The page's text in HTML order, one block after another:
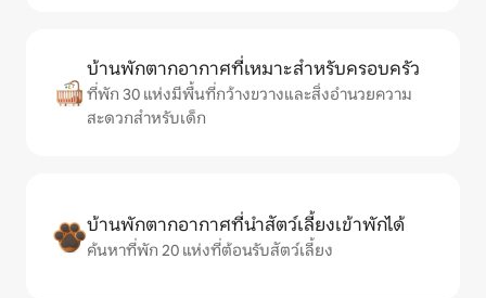
บ้านพักตากอากาศที่เหมาะสำหรับครอบครัว
ที่พัก 30 แห่งมีพื้นที่กว้างขวางและสิ่งอำนวยความ
สะดวกสำหรับเด็ก
บ้านพักตากอากาศที่นำสัตว์เลี้ยงเข้าพักได้
ค้นหาที่พัก 20 แห่งที่ต้อนรับสัตว์เลี้ยง